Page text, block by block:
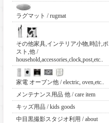
ラグマット / rugmat
その他家具,インテリア小物,時計,ポ
スト,他 /
household,accessories,clock,post,etc..
家電 オーブン他 / electric, oven,etc..
メンテナンス用品 他 / care item
キッズ用品 / kids goods
中目黒撮影スタジオ利用 / about